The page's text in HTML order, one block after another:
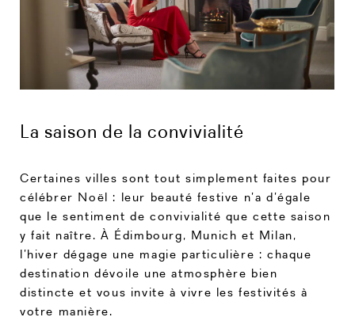
La saison de la convivialité
Certaines villes sont tout simplement faites pour
célébrer Noël : leur beauté festive n’a d’égale
que le sentiment de convivialité que cette saison
y fait naître. À Édimbourg, Munich et Milan,
l’hiver dégage une magie particulière : chaque
destination dévoile une atmosphère bien
distincte et vous invite à vivre les festivités à
votre manière.